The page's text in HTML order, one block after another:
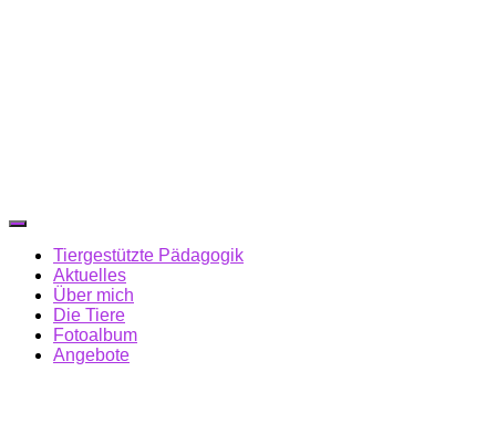
Navigation
umschalten
Tiergestützte Pädagogik
Aktuelles
Über mich
Die Tiere
Fotoalbum
Angebote